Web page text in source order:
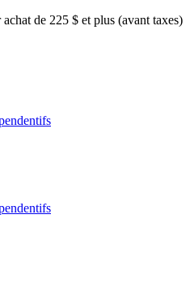
de 225 $ et plus (avant taxes)